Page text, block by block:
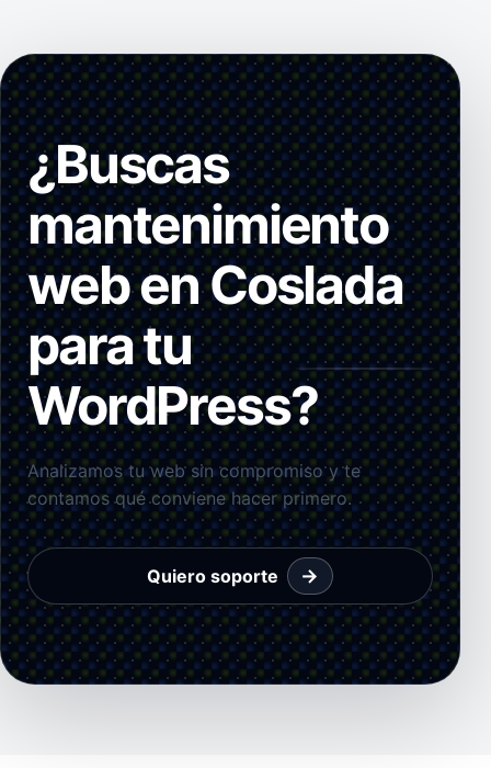
¿Buscas
mantenimiento
web en Coslada
para tu
WordPress?
Analizamos tu web sin compromiso y te
contamos qué conviene hacer primero.
Quiero soporte →